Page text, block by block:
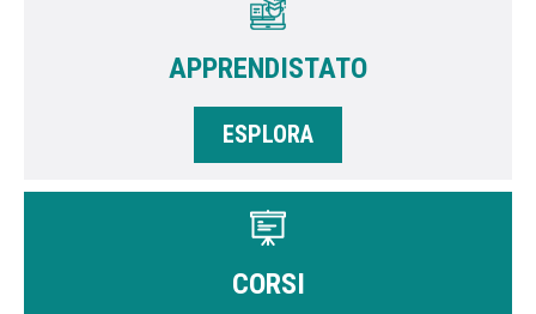
APPRENDISTATO
ESPLORA
CORSI